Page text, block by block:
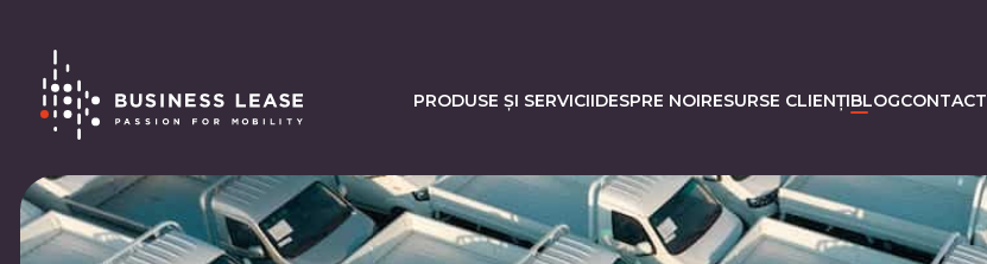
PRODUSE ȘI SERVICIIDESPRE NOIRESURSE CLIENȚIBLOGCONTACT